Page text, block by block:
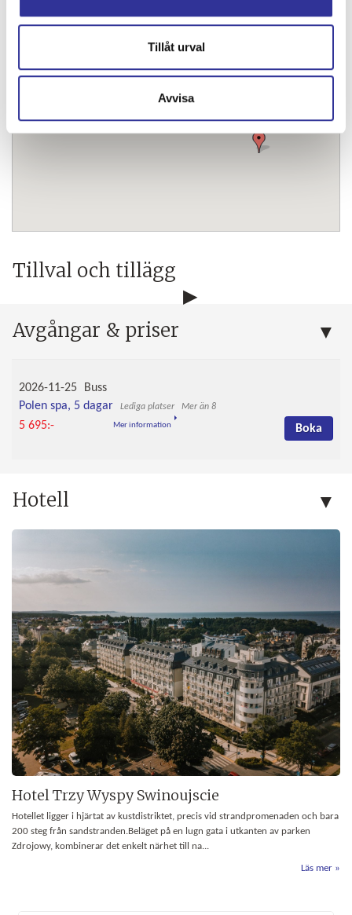
Tillåt urval
Avvisa
Tillval och tillägg
Avgångar & priser
2026-11-25
Buss
Polen spa, 5 dagar
Mer än 8
5 695:- Boka
Mer information
Hotell
Hotel Trzy Wyspy Swinoujscie
Hotellet ligger i hjärtat av kustdistriktet, precis vid strandpromenaden och bara
200 steg från sandstranden.Beläget på en lugn gata i utkanten av parken
Zdrojowy, kombinerar det enkelt närhet till na...
Läs mer